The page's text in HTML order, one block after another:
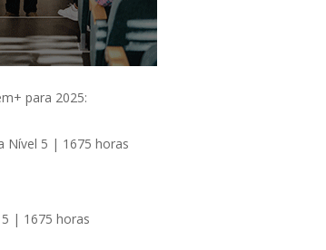
para 2025:
Nível 5 | 1675 horas
| 1675 horas